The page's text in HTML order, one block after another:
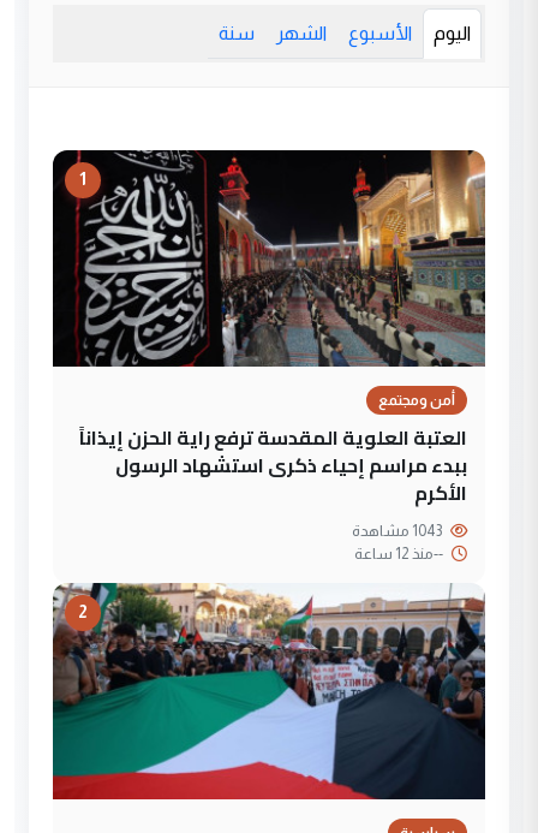
اليوم الأسبوع الشهر سنة
1
أمن ومجتمع
العتبة العلوية المقدسة ترفع راية الحزن إيذاناً
ببدء مراسم إحياء ذكرى استشهاد الرسول
الأكرم
--منذ 12 ساعة
2